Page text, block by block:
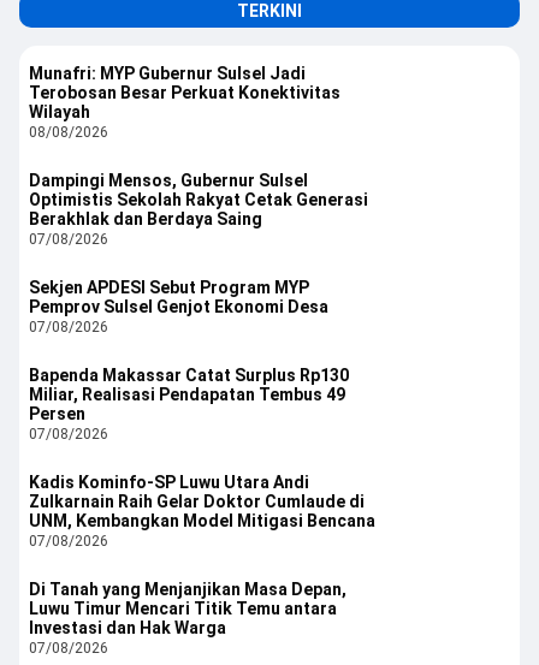
TERKINI
Munafri: MYP Gubernur Sulsel Jadi
Terobosan Besar Perkuat Konektivitas
Wilayah
08/08/2026
Dampingi Mensos, Gubernur Sulsel
Optimistis Sekolah Rakyat Cetak Generasi
Berakhlak dan Berdaya Saing
07/08/2026
Sekjen APDESI Sebut Program MYP
Pemprov Sulsel Genjot Ekonomi Desa
07/08/2026
Bapenda Makassar Catat Surplus Rp130
Miliar, Realisasi Pendapatan Tembus 49
Persen
07/08/2026
Kadis Kominfo-SP Luwu Utara Andi
Zulkarnain Raih Gelar Doktor Cumlaude di
UNM, Kembangkan Model Mitigasi Bencana
07/08/2026
Di Tanah yang Menjanjikan Masa Depan,
Luwu Timur Mencari Titik Temu antara
Investasi dan Hak Warga
07/08/2026